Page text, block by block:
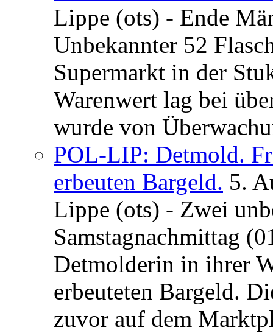
Lippe (ots) - Ende
Unbekannter 52
Supermarkt in der
Warenwert lag bei
wurde von
POL-LIP: Detmold.
erbeuten Bargeld. 5.
Lippe (ots) - Zwei
Samstagnachmittag
Detmolderin in ihrer
erbeuteten Bargeld.
zuvor auf dem